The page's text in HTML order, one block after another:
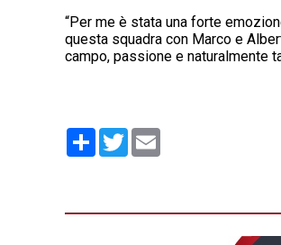
“Per me è stata una forte
questa squadra con Marco e
campo, passione e naturalmente
Condividi
Twitter